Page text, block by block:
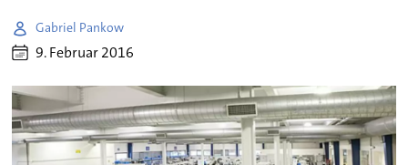
Gabriel Pankow
9. Februar 2016